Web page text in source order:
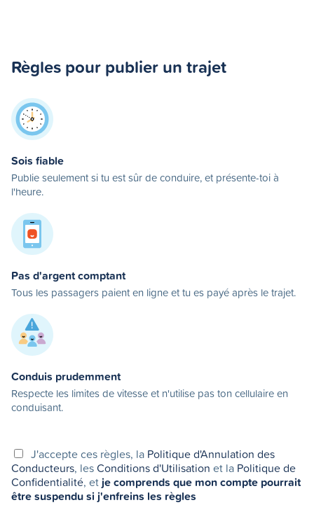
Règles pour publier un trajet
Sois fiable
Publie seulement si tu est sûr de conduire, et présente-toi à
l'heure.
Pas d'argent comptant
Tous les passagers paient en ligne et tu es payé après le trajet.
Conduis prudemment
Respecte les limites de vitesse et n'utilise pas ton cellulaire en
conduisant.
J'accepte ces règles, la Politique d'Annulation des
Conducteurs, lesConditions d'Utilisation et la Politique de
Confidentialité, etje comprends que mon compte pourrait
être suspendu si j'enfreins les règles